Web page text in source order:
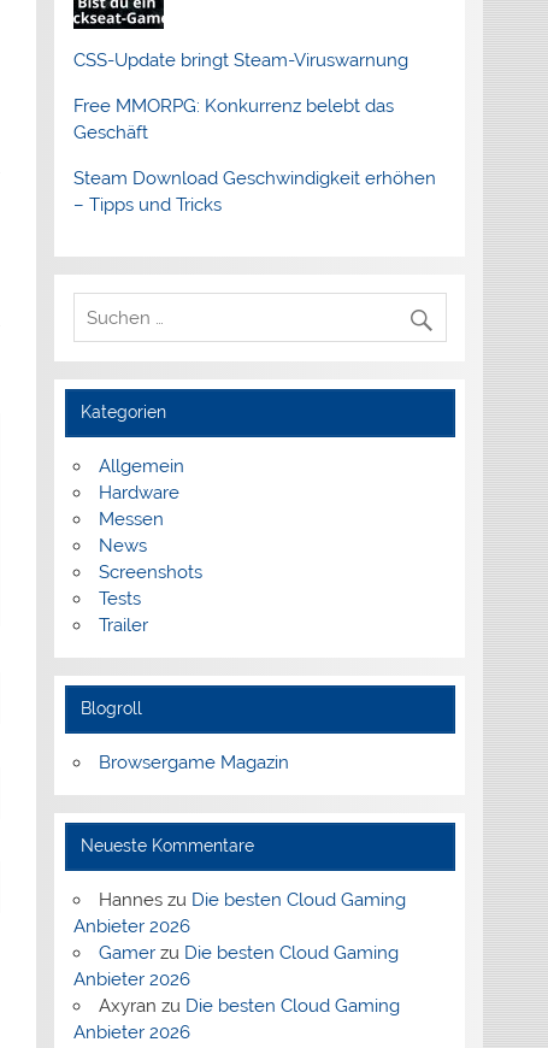
CSS-Update bringt Steam-Viruswarnung
Free MMORPG: Konkurrenz belebt das
Geschäft
Steam Download Geschwindigkeit erhöhen
– Tipps und Tricks
Kategorien
Allgemein
Hardware
Messen
News
Screenshots
Tests
Trailer
Blogroll
Browsergame Magazin
Neueste Kommentare
Hanneszu Die besten Cloud Gaming
Anbieter 2026
Gamerzu Die besten Cloud Gaming
Anbieter 2026
Axyran zu Die besten Cloud Gaming
Anbieter 2026